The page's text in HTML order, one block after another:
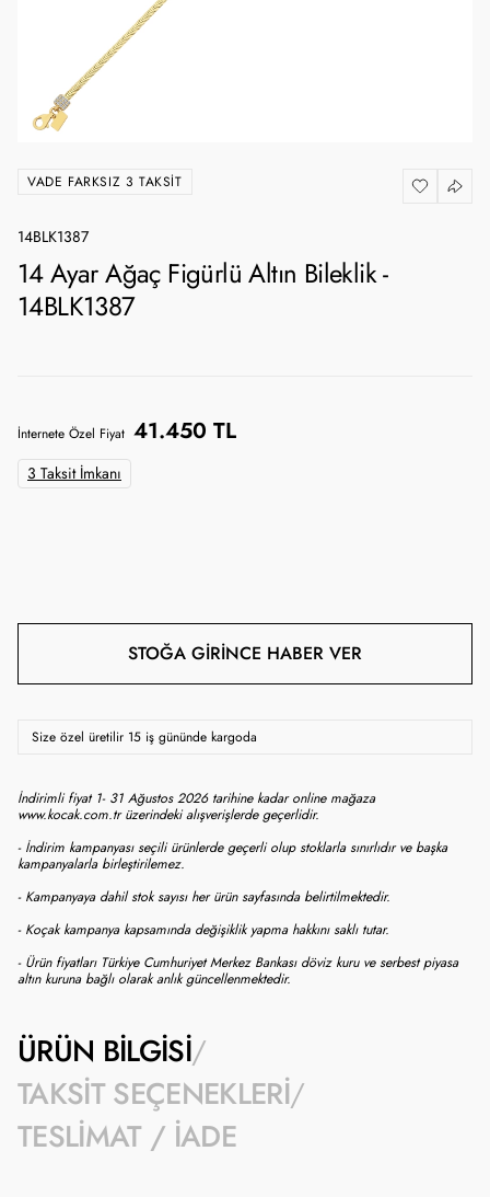
VADE FARKSIZ 3 TAKSIT
14BLK1387
14 Ayar Ağaç Figürlü Altın Bileklik -
14BLK1387
İnternete Özel Fiyat 41.450 TL
3 Taksit İmkanı
STOĞA GIRINCE HABER VER
Size özel üretilir 15 iş gününde kargoda
İndirimli fiyat 1- 31 Ağustos 2026 tarihine kadar online mağaza
www.kocak.com.tr üzerindeki alışverişlerde geçerlidir.
- İndirim kampanyası seçili ürünlerde geçerli olup stoklarla sınırlıdır ve başka
kampanyalarla birleştirilemez.
- Kampanyaya dahil stok sayısı her ürün sayfasında belirtilmektedir.
- Koçak kampanya kapsamında değişiklik yapma hakkını saklı tutar.
- Ürün fiyatları Türkiye Cumhuriyet Merkez Bankası döviz kuru ve serbest piyasa
altın kuruna bağlı olarak anlık güncellenmektedir.
ÜRÜN BILGISI
TAKSIT SEÇENEKLERI
TESLIMAT / İADE